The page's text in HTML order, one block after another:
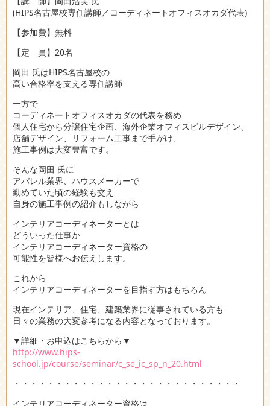
(HIPS名古屋校専任講師／コーディネートオフィスオカダ代表)
【参加費】無料
【定 員】20名
岡田 氏はHIPS名古屋校の
高い合格率を支える専任講師
一方で
コーディネートオフィスオカダの代表を務め
個人住宅から分譲住宅企画、海外企業オフィスビルデザイン、
店舗デザイン、リフォーム工事まで手がけ、
施工事例は大変豊富です。
そんな岡田 氏に
アパレル業界、ハウスメーカーで
勤めていた頃の経験も交え
自身の施工事例の紹介もしながら
インテリアコーディネーターとは
どういった仕事か
インテリアコーディネーター資格の
可能性を皆様へお伝えします。
これから
インテリアコーディネーターを目指す方はもちろん
現在インテリア、住宅、建築業界に従事されている方も
日々の業務の大変参考になる内容となっております。
▼詳細・お申込はこちらから▼
http://www.hips-
school.jp/course/seminar/c_se_ic_sp_n_20.html
・・・・・・・・・・・・・・・・・・・・・・・・・・・
インテリアコーディネーター資格は